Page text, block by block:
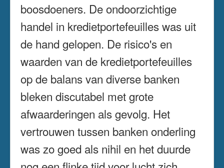
boosdoeners. De ondoorzichtige
handel in kredietportefeuilles was uit
de hand gelopen. De risico's en
waarden van de kredietportefeuilles
op de balans van diverse banken
bleken discutabel met grote
afwaarderingen als gevolg. Het
vertrouwen tussen banken onderling
was zo goed als nihil en het duurde